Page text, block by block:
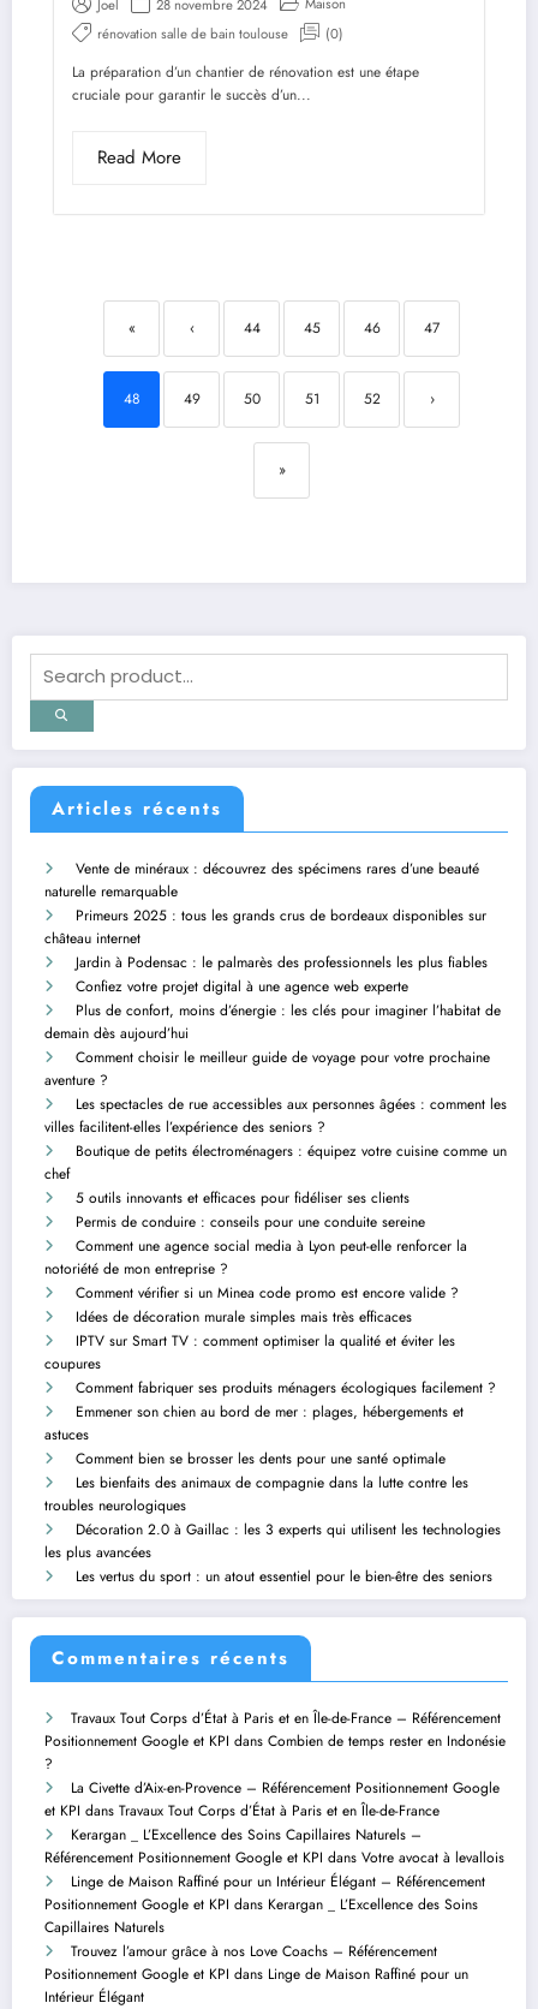
Joel 28 novembre 2024
rénovation salle de bain toulouse
(0)
La préparation d’un chantier de rénovation est une étape
cruciale pour garantir le succès d’un...
Read More
« ‹ 44 45 46 47
48 49 50 51 52 ›
»
Articles récents
Vente de minéraux : découvrez des spécimens rares d’une beauté
naturelle remarquable
Primeurs 2025 : tous les grands crus de bordeaux disponibles sur
château internet
Jardin à Podensac : le palmarès des professionnels les plus fiables
Confiez votre projet digital à une agence web experte
Plus de confort, moins d’énergie : les clés pour imaginer l’habitat de
demain dès aujourd’hui
Comment choisir le meilleur guide de voyage pour votre prochaine
aventure ?
Les spectacles de rue accessibles aux personnes âgées : comment les
villes facilitent-elles l’expérience des seniors ?
Boutique de petits électroménagers : équipez votre cuisine comme un
chef
5 outils innovants et efficaces pour fidéliser ses clients
Permis de conduire : conseils pour une conduite sereine
Comment une agence social media à Lyon peut-elle renforcer la
notoriété de mon entreprise ?
Comment vérifier si un Minea code promo est encore valide ?
Idées de décoration murale simples mais très efficaces
IPTV sur Smart TV : comment optimiser la qualité et éviter les
coupures
Comment fabriquer ses produits ménagers écologiques facilement ?
Emmener son chien au bord de mer : plages, hébergements et
astuces
Comment bien se brosser les dents pour une santé optimale
Les bienfaits des animaux de compagnie dans la lutte contre les
troubles neurologiques
Décoration 2.0 à Gaillac : les 3 experts qui utilisent les technologies
les plus avancées
Les vertus du sport : un atout essentiel pour le bien-être des seniors
Commentaires récents
Travaux Tout Corps d’État à Paris et en Île-de-France – Référencement
Positionnement Google et KPI dans Combien de temps rester en Indonésie
?
La Civette d’Aix-en-Provence – Référencement Positionnement Google
et KPI dans Travaux Tout Corps d’État à Paris et en Île-de-France
Kerargan _ L’Excellence des Soins Capillaires Naturels –
Référencement Positionnement Google et KPI dans Votre avocat à levallois
Linge de Maison Raffiné pour un Intérieur Élégant – Référencement
Positionnement Google et KPI dans Kerargan _ L’Excellence des Soins
Capillaires Naturels
Trouvez l’amour grâce à nos Love Coachs – Référencement
Positionnement Google et KPI dans Linge de Maison Raffiné pour un
Intérieur Élégant